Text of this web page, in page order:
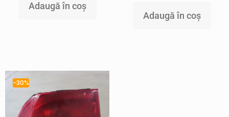
Adaugă în coș
Adaugă în coș
-30%